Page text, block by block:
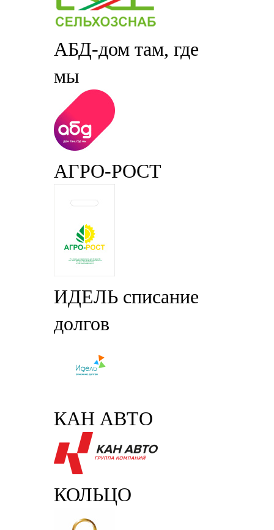
АБД-дом там, где
мы
АГРО-РОСТ
ИДЕЛЬ списание
долгов
КАН АВТО
КОЛЬЦО